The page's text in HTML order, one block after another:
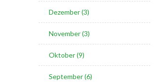
Dezember (3)
November (3)
Oktober (9)
September (6)